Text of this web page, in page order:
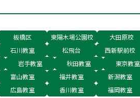
板橋区 東陽木場公園校 大田原校
石川教室 松飛台 西新駅前校
岩手教室 秋田教室 東京教室
富山教室 福井教室 新潟教室
広島教室 香川教室 福岡教室